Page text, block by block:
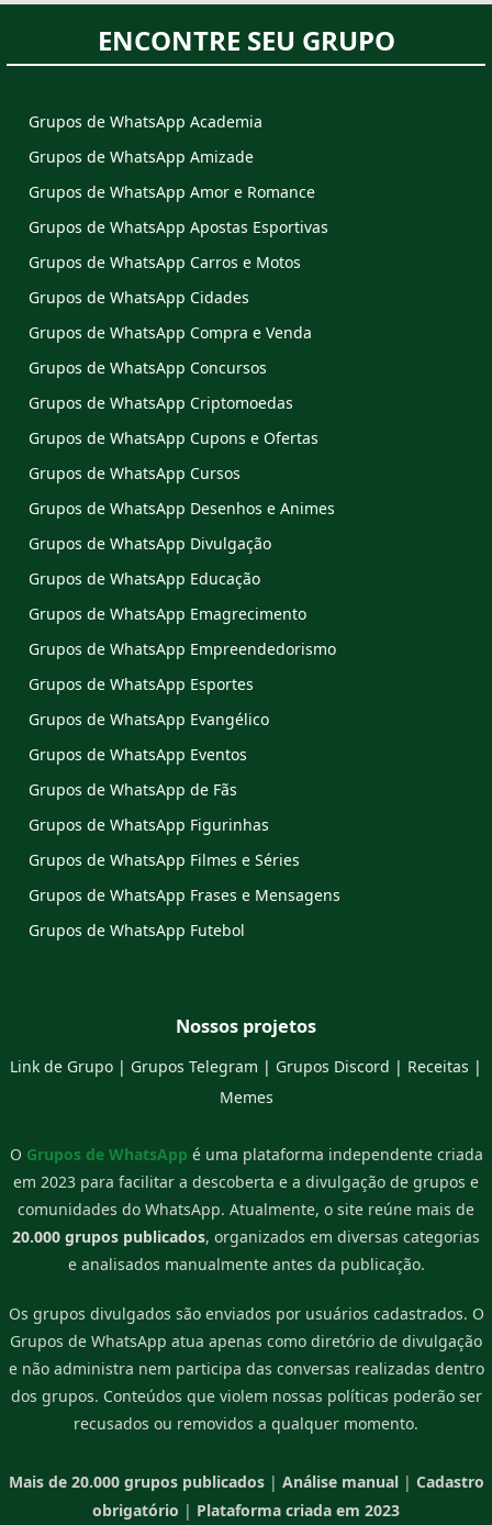
ENCONTRE SEU GRUPO
Grupos de WhatsApp Academia
Grupos de WhatsApp Amizade
Grupos de WhatsApp Amor e Romance
Grupos de WhatsApp Apostas Esportivas
Grupos de WhatsApp Carros e Motos
Grupos de WhatsApp Cidades
Grupos de WhatsApp Compra e Venda
Grupos de WhatsApp Concursos
Grupos de WhatsApp Criptomoedas
Grupos de WhatsApp Cupons e Ofertas
Grupos de WhatsApp Cursos
Grupos de WhatsApp Desenhos e Animes
Grupos de WhatsApp Divulgação
Grupos de WhatsApp Educação
Grupos de WhatsApp Emagrecimento
Grupos de WhatsApp Empreendedorismo
Grupos de WhatsApp Esportes
Grupos de WhatsApp Evangélico
Grupos de WhatsApp Eventos
Grupos de WhatsApp de Fãs
Grupos de WhatsApp Figurinhas
Grupos de WhatsApp Filmes e Séries
Grupos de WhatsApp Frases e Mensagens
Grupos de WhatsApp Futebol
Nossos projetos
Link de Grupo | Grupos Telegram | Grupos Discord | Receitas |
Memes
O Grupos de WhatsApp é uma plataforma independente criada
em 2023 para facilitar a descoberta e a divulgação de grupos e
comunidades do WhatsApp. Atualmente, o site reúne mais de
20.000 grupos publicados, organizados em diversas categorias
e analisados manualmente antes da publicação.
Os grupos divulgados são enviados por usuários cadastrados. O
Grupos de WhatsApp atua apenas como diretório de divulgação
e não administra nem participa das conversas realizadas dentro
dos grupos. Conteúdos que violem nossas políticas poderão ser
recusados ou removidos a qualquer momento.
Mais de 20.000 grupos publicados| Análise manual| Cadastro
obrigatório | Plataforma criada em 2023